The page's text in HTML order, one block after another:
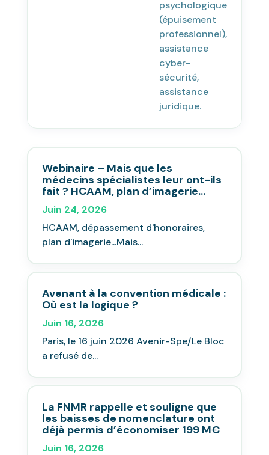
psychologique
(épuisement
professionnel),
assistance
cyber-
sécurité,
assistance
juridique.
Webinaire – Mais que les
médecins spécialistes leur ont-ils
fait ? HCAAM, plan d’imagerie…
Juin 24, 2026
HCAAM, dépassement d'honoraires,
plan d'imagerie...Mais...
Avenant à la convention médicale :
Où est la logique ?
Juin 16, 2026
Paris, le 16 juin 2026 Avenir-Spe/Le Bloc
a refusé de...
La FNMR rappelle et souligne que
les baisses de nomenclature ont
déjà permis d’économiser 199 M€
Juin 16, 2026